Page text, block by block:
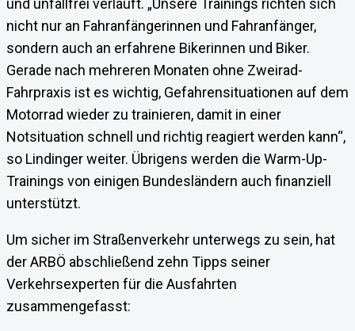
und unfallfrei verläuft. „Unsere Trainings richten sich
nicht nur an Fahranfängerinnen und Fahranfänger,
sondern auch an erfahrene Bikerinnen und Biker.
Gerade nach mehreren Monaten ohne Zweirad-
Fahrpraxis ist es wichtig, Gefahrensituationen auf dem
Motorrad wieder zu trainieren, damit in einer
Notsituation schnell und richtig reagiert werden kann“,
so Lindinger weiter. Übrigens werden die Warm-Up-
Trainings von einigen Bundesländern auch finanziell
unterstützt.
Um sicher im Straßenverkehr unterwegs zu sein, hat
der ARBÖ abschließend zehn Tipps seiner
Verkehrsexperten für die Ausfahrten
zusammengefasst: